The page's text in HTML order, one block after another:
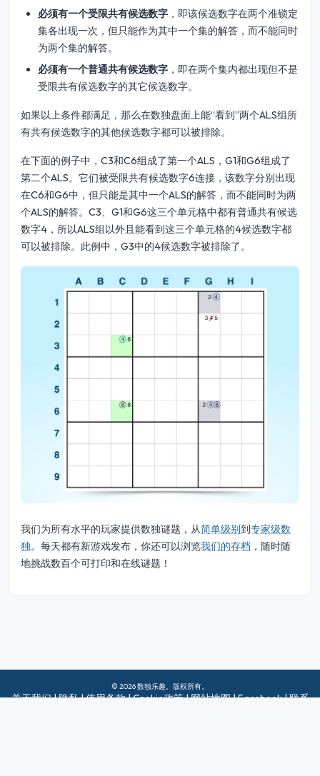
必须有一个受限共有候选数字 ，即该候选数字在两个准锁定
集各出现一次，但只能作为其中一个集的解答，而不能同时
为两个集的解答。
必须有一个普通共有候选数字 ，即在两个集内都出现但不是
受限共有候选数字的其它候选数字。
如果以上条件都满足，那么在数独盘面上能“看到”两个ALS组所
有共有候选数字的其他候选数字都可以被排除。
在下面的例子中，C3和C6组成了第一个ALS，G1和G6组成了
第二个ALS。它们被受限共有候选数字6连接，该数字分别出现
在C6和G6中，但只能是其中一个ALS的解答，而不能同时为两
个ALS的解答。C3、G1和G6这三个单元格中都有普通共有候选
数字4，所以ALS组以外且能看到这三个单元格的4候选数字都
可以被排除。此例中，G3中的4候选数字被排除了。
我们为所有水平的玩家提供数独谜题，从简单级别到专家级数
独。每天都有新游戏发布，你还可以浏览我们的存档 ，随时随
地挑战数百个可打印和在线谜题！
© 2026 数独乐趣。版权所有。
关于我们|隐私|使用条款|Cookie政策|网站地图|Facebook|联系